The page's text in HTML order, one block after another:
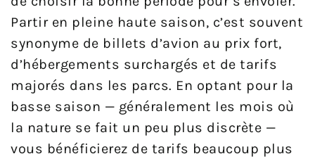
Partir en pleine haute saison, c’est souvent
synonyme de billets d’avion au prix fort,
d’hébergements surchargés et de tarifs
majorés dans les parcs. En optant pour la
basse saison — généralement les mois où
la nature se fait un peu plus discrète —
vous bénéficierez de tarifs beaucoup plus